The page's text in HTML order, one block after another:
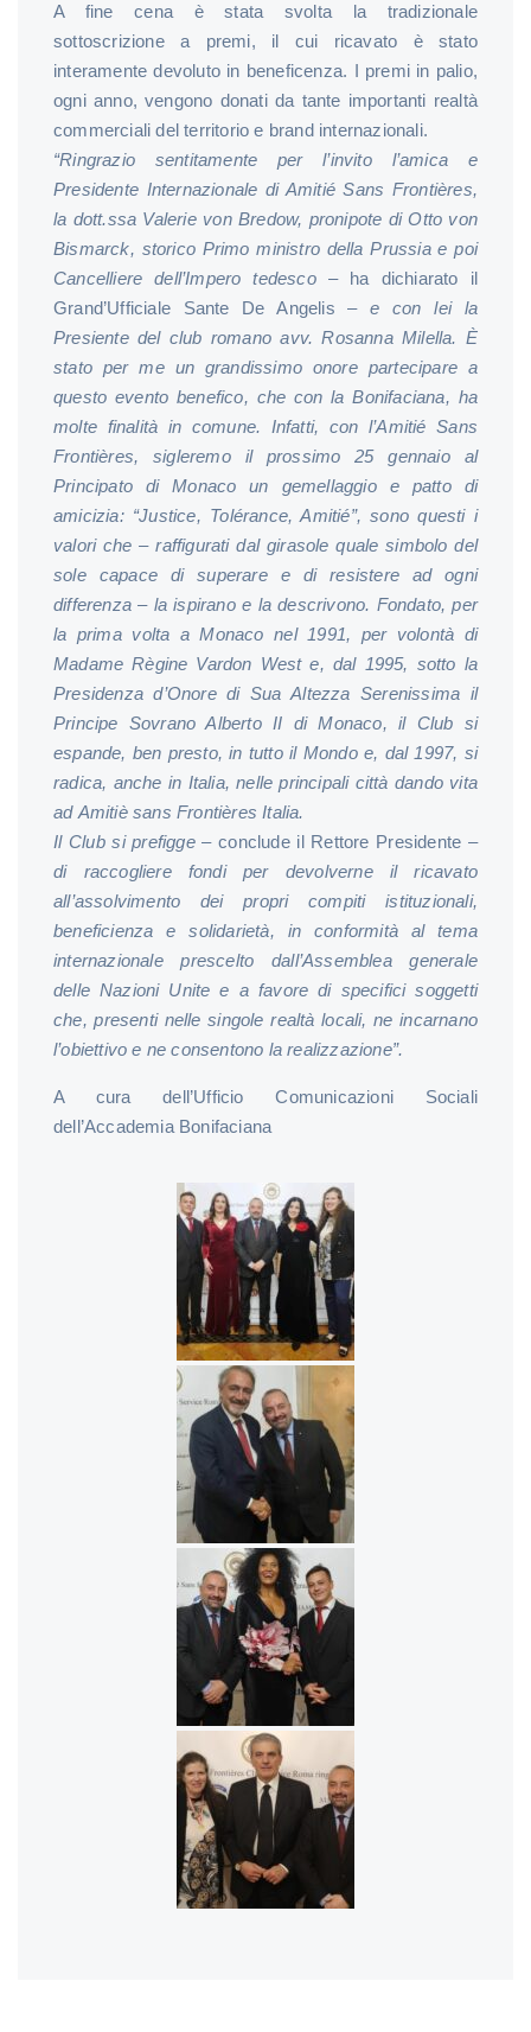
A fine cena è stata svolta la tradizionale
sottoscrizione a premi, il cui ricavato è stato
interamente devoluto in beneficenza. I premi in palio,
ogni anno, vengono donati da tante importanti realtà
commerciali del territorio e brand internazionali.
“Ringrazio sentitamente per l’invito l’amica e
Presidente Internazionale di Amitié Sans Frontières,
la dott.ssa Valerie von Bredow, pronipote diOtto von
Bismarck, storico Primo ministro della Prussia e poi
Cancelliere dell’Impero tedesco– ha dichiarato il
Grand’Ufficiale Sante De Angelis –e con lei la
Presiente del club romano avv. Rosanna Milella. È
stato per me un grandissimo onore partecipare a
questo evento benefico, che con la Bonifaciana, ha
molte finalità in comune. Infatti, con l’Amitié Sans
Frontières, sigleremo il prossimo 25 gennaio al
Principato di Monaco un gemellaggio e patto di
amicizia: “Justice, Tolérance, Amitié”, sono questi i
valori che – raffigurati dal girasole quale simbolo del
sole capace di superare e di resistere ad ogni
differenza – la ispirano e la descrivono. Fondato, per
la prima volta a Monaco nel 1991, per volontà di
Madame Règine Vardon West e, dal 1995, sotto la
Presidenza d’Onore di Sua Altezza Serenissima il
Principe Sovrano Alberto II di Monaco, il Club si
espande, ben presto, in tutto il Mondo e, dal 1997, si
radica, anche in Italia, nelle principali città dando vita
ad Amitiè sans Frontières Italia.
Il Club si prefigge– conclude il Rettore Presidente –
di raccogliere fondi per devolverne il ricavato
all’assolvimento dei propri compiti istituzionali,
beneficienza e solidarietà, in conformità al tema
internazionale prescelto dall’Assemblea generale
delle Nazioni Unite e a favore di specifici soggetti
che, presenti nelle singole realtà locali, ne incarnano
l’obiettivo e ne consentono la realizzazione”.
A cura dell’Ufficio Comunicazioni Sociali
dell’Accademia Bonifaciana